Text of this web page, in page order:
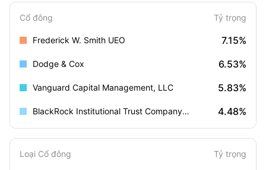
Cổ đông Tỷ trọng
Frederick W. Smith UEO 7.15%
Dodge & Cox 6.53%
Vanguard Capital Management, LLC 5.83%
BlackRock Institutional Trust Company, N.A. 4.48%
Loại Cổ đông Tỷ trọng